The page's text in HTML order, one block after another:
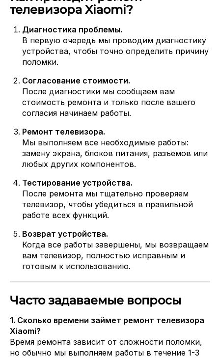
телевизора Xiaomi?
Диагностика проблемы.
В первую очередь мы проводим диагностику
устройства, чтобы точно определить причину
поломки.
Согласование стоимости.
После диагностики мы сообщаем вам
стоимость ремонта и только после вашего
согласия начинаем работы.
Ремонт телевизора.
Мы выполняем все необходимые работы:
замену экрана, блоков питания, разъемов или
любых других компонентов.
Тестирование устройства.
После ремонта мы тщательно проверяем
телевизор, чтобы убедиться в правильной
работе всех функций.
Возврат устройства.
Когда все работы завершены, мы возвращаем
вам телевизор, полностью исправным и
готовым к использованию.
Часто задаваемые вопросы
1. Сколько времени займет ремонт телевизора
Xiaomi?
Время ремонта зависит от сложности поломки,
но обычно мы выполняем работы в течение 1-3